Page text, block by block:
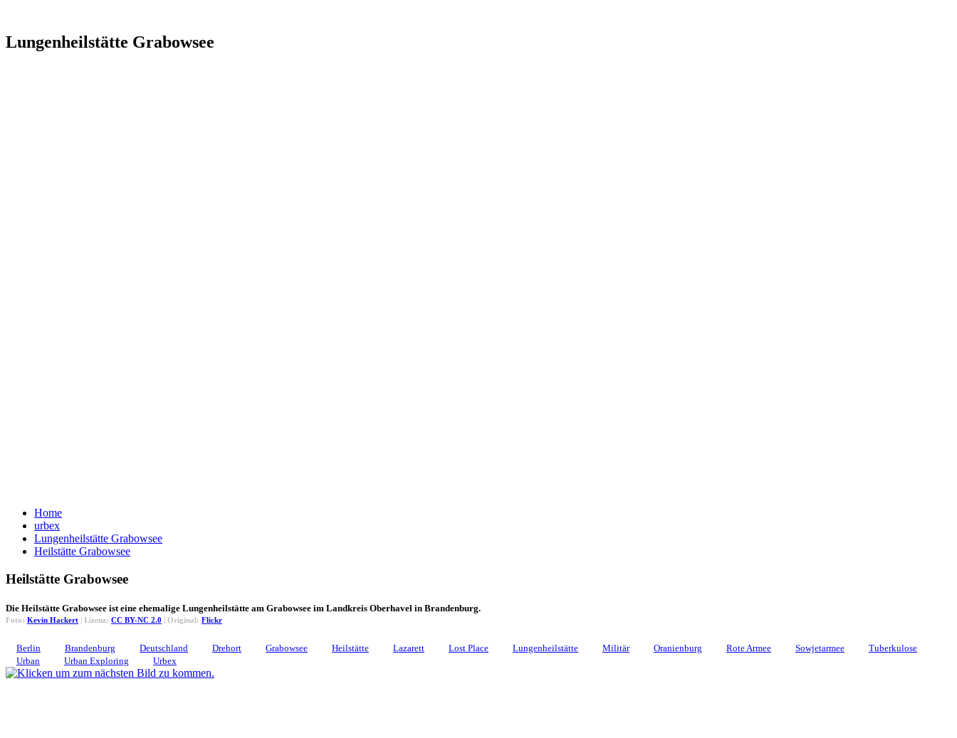
Lungenheilstätte Grabowsee
Home
urbex
Lungenheilstätte Grabowsee
Heilstätte Grabowsee
Heilstätte Grabowsee
Die Heilstätte Grabowsee ist eine ehemalige Lungenheilstätte am Grabowsee im Landkreis Oberhavel in Brandenburg.
Foto: Kevin Hackert | Lizenz: CC BY-NC 2.0 | Original: Flickr
Berlin Brandenburg Deutschland Drehort Grabowsee Heilstätte Lazarett Lost Place Lungenheilstätte Militär Oranienburg Rote Armee Sowjetarmee
Tuberkulose
Urban
Urban Exploring Urbex